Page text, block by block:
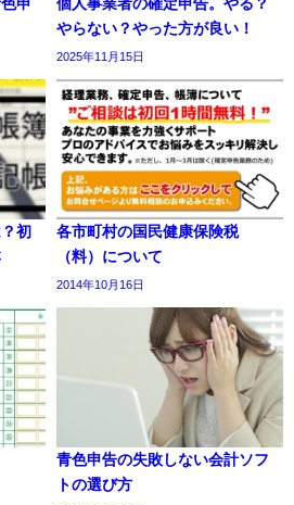
やらない？やった方が良い！
2025年11月15日
初
各市町村の国民健康保険税
（料）について
2014年10月16日
青色申告の失敗しない会計ソフ
トの選び方